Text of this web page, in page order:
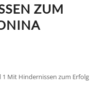
ZUM
Mit Hindernissen zum Erfolg